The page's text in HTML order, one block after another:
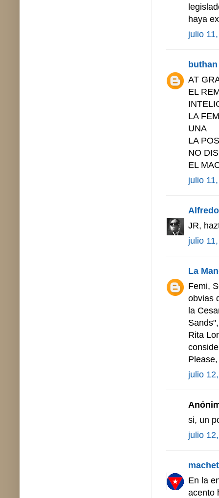
haya
julio
buthan
AT
EL
LA
UNA
LA
NO
EL
julio
JR,
julio
La
Femi,
obvias
la
Rita
julio
si, un
julio
En la
acento